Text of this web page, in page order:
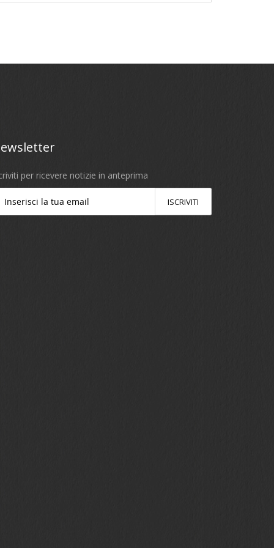
per ricevere notizie in anteprima
ISCRIVITI